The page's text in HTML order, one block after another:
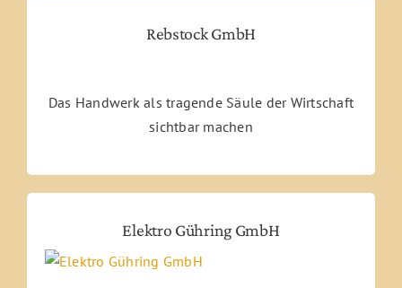
Rebstock GmbH
Das Handwerk als tragende Säule der Wirtschaft
sichtbar machen
Elektro Gühring GmbH